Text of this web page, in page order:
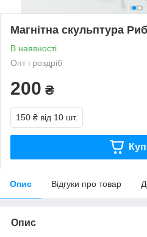
Магнітна скульптура
В наявності
Опт і роздріб
200 ₴
150 ₴ від 10 шт.
Опис Відгуки про товар
Опис